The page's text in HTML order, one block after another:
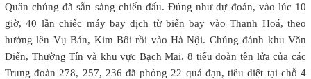
Quân chủng đã sẵn sàng chiến đấu. Đúng như dự đoán, vào lúc 10
giờ, 40 lần chiếc máy bay địch từ biển bay vào Thanh Hoá, theo
hướng lên Vụ Bản, Kim Bôi rồi vào Hà Nội. Chúng đánh khu Văn
Điển, Thường Tín và khu vực Bạch Mai. 8 tiểu đoàn tên lửa của các
Trung đoàn 278, 257, 236 đã phóng 22 quả đạn, tiêu diệt tại chỗ 4